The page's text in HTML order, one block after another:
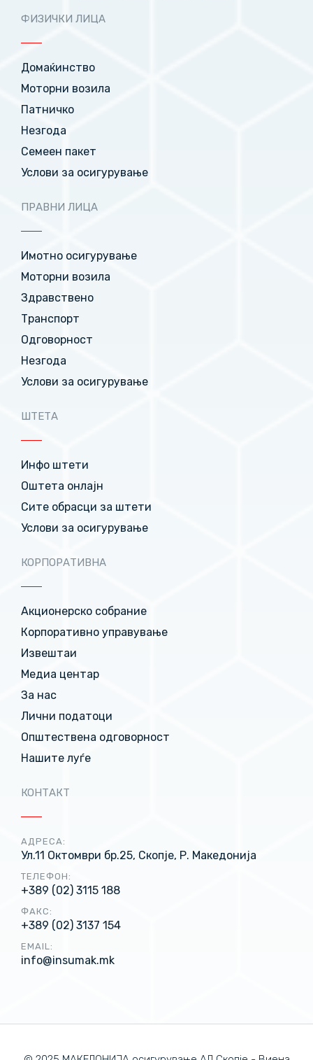
ФИЗИЧКИ ЛИЦА
Домаќинство
Моторни возила
Патничко
Незгода
Семеен пакет
Услови за осигурување
ПРАВНИ ЛИЦА
Имотно осигурување
Моторни возила
Здравствено
Транспорт
Одговорност
Незгода
Услови за осигурување
ШТЕТА
Инфо штети
Оштета онлајн
Сите обрасци за штети
Услови за осигурување
КОРПОРАТИВНА
Акционерско собрание
Корпоративно управување
Извештаи
Медиа центар
За нас
Лични податоци
Општествена одговорност
Нашите луѓе
КОНТАКТ
АДРЕСА:
Ул.11 Октомври бр.25, Скопје, Р. Македонија
ТЕЛЕФОН:
+389 (02) 3115 188
ФАКС:
+389 (02) 3137 154
EMAIL:
info@insumak.mk